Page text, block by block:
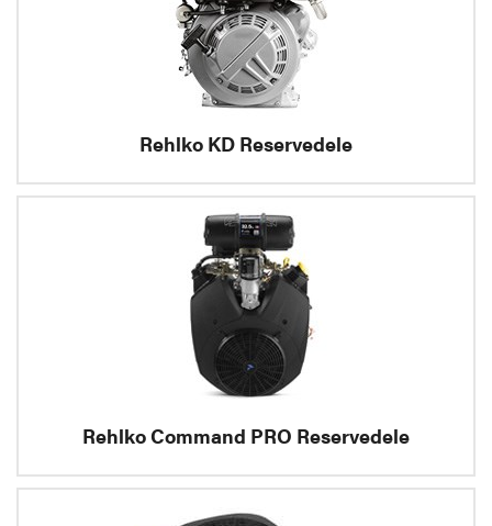
Rehlko KD Reservedele
Rehlko Command PRO Reservedele